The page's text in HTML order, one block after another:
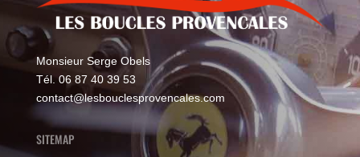
Monsieur Serge Obels
Tél. 06 87 40 39 53
contact@lesbouclesprovencales.com
SITEMAP